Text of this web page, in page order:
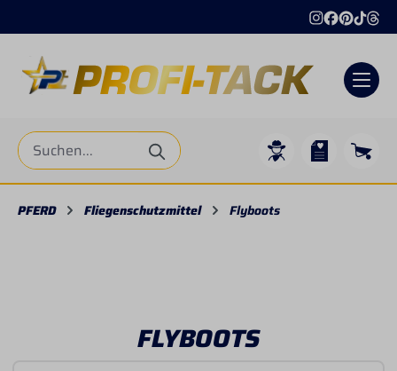
PFERD Fliegenschutzmittel Flyboots
FLYBOOTS